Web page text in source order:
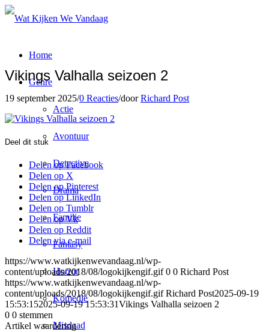
Home
Genre
Actie
Avontuur
Detective
Drama
Familie
Fantasy
Horror
Komedie
Misdaad
Vikings Valhalla seizoen 2
19 september 2025/0 Reacties/doorRichard Post
Deel dit stuk
Delen op Facebook
Delen op X
Delen op Pinterest
Delen op LinkedIn
Delen op Tumblr
Delen op Vk
Delen op Reddit
Delen via e-mail
https://www.watkijkenwevandaag.nl/wp-
content/uploads/2018/08/logokijkengif.gif 0 0 Richard Post
https://www.watkijkenwevandaag.nl/wp-
content/uploads/2018/08/logokijkengif.gif Richard Post2025-09-19
15:53:152025-09-19 15:53:31Vikings Valhalla seizoen 2
0 0 stemmen
Artikel waardering